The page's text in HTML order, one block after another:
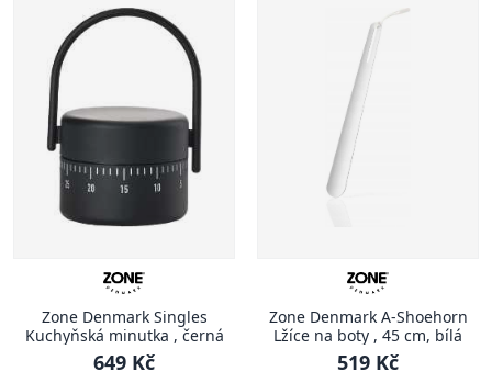
Zone Denmark Singles
Kuchyňská minutka , černá
649 Kč
Zone Denmark A-Shoehorn
Lžíce na boty , 45 cm, bílá
519 Kč